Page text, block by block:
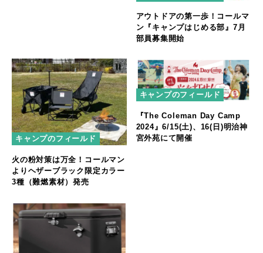
アウトドアの第一歩！コールマ
ン『キャンプはじめる部』7月
部員募集開始
キャンプのフィールド
火の粉対策は万全！コールマン
よりヘザーブラック限定カラー
3種（難燃素材）発売
キャンプのフィールド
『The Coleman Day Camp
2024』6/15(土)、16(日)明治神
宮外苑にて開催